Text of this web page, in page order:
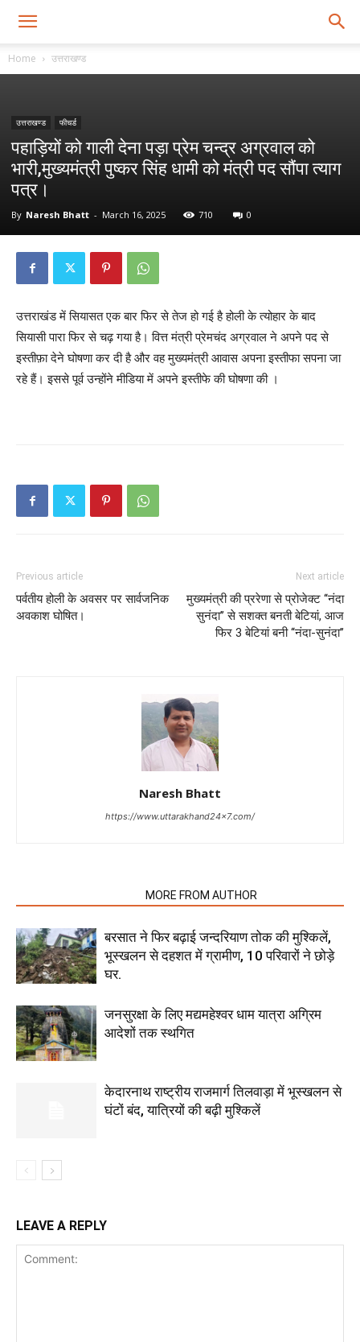
Home उत्तराखण्ड
उत्तराखण्ड फीचर्ड
पहाड़ियों को गाली देना पड़ा प्रेम चन्द्र अग्रवाल को
भारी,मुख्यमंत्री पुष्कर सिंह धामी को मंत्री पद सौंपा त्याग
पत्र।
By Naresh Bhatt - March 16, 2025 710 0
उत्तराखंड में सियासत एक बार फिर से तेज हो गई है होली के त्योहार के बाद
सियासी पारा फिर से चढ़ गया है। वित्त मंत्री प्रेमचंद अग्रवाल ने अपने पद से
इस्तीफ़ा देने घोषणा कर दी है और वह मुख्यमंत्री आवास अपना इस्तीफा सपना जा
रहे हैं। इससे पूर्व उन्होंने मीडिया में अपने इस्तीफे की घोषणा की ।
Previous article
पर्वतीय होली के अवसर पर सार्वजनिक
अवकाश घोषित।
Next article
मुख्यमंत्री की प्ररेणा से प्रोजेक्ट ‘‘नंदा
सुनंदा’’ से सशक्त बनती बेटियां, आज
फिर 3 बेटियां बनी ‘‘नंदा-सुनंदा’’
Naresh Bhatt
https://www.uttarakhand24x7.com/
MORE FROM AUTHOR
बरसात ने फिर बढ़ाई जन्दरियाण तोक की मुश्किलें,
भूस्खलन से दहशत में ग्रामीण, 10 परिवारों ने छोड़े
घर.
जनसुरक्षा के लिए मद्यमहेश्वर धाम यात्रा अग्रिम
आदेशों तक स्थगित
केदारनाथ राष्ट्रीय राजमार्ग तिलवाड़ा में भूस्खलन से
घंटों बंद, यात्रियों की बढ़ी मुश्किलें
LEAVE A REPLY